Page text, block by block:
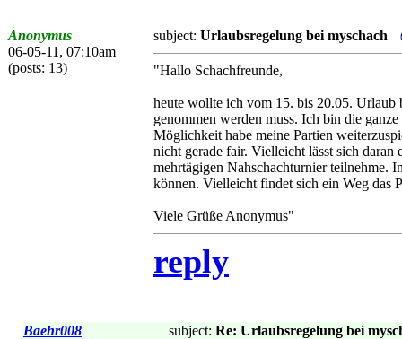
Anonymus
06-05-11, 07:10am
(posts: 13)
subject: Urlaubsregelung bei myschach
"Hallo Schachfreunde,
heute wollte ich vom 15. bis 20.05. Urlaub
genommen werden muss. Ich bin die
Möglichkeit habe meine Partien
nicht gerade fair. Vielleicht lässt sich
mehrtägigen Nahschachturnier teilnehme.
können. Vielleicht findet sich ein Weg das
Viele Grüße Anonymus"
reply
Baehr008 subject: Re: Urlaubsregelung bei